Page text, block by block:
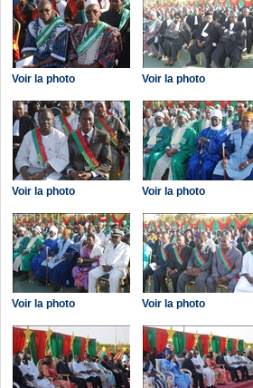
Voir la photo Voir la photo
Voir la photo Voir la photo
Voir la photo Voir la photo